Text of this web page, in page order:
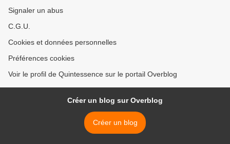
Signaler un abus
C.G.U.
Cookies et données personnelles
Préférences cookies
Voir le profil de Quintessence sur le portail Overblog
Créer un blog sur Overblog
Créer un blog